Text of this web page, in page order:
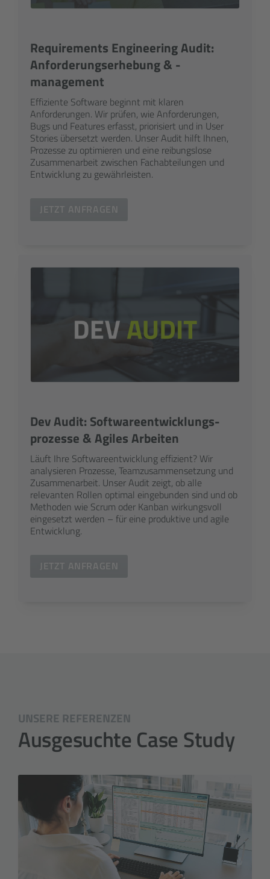
Requirements Engineering Audit:
Anforderungs­erhebung & -
management
Effiziente Software beginnt mit klaren
Anforderungen. Wir prüfen, wie Anforderungen,
Bugs und Features erfasst, priorisiert und in User
Stories übersetzt werden. Unser Audit hilft Ihnen,
Prozesse zu optimieren und eine reibungs­lose
Zusammen­arbeit zwischen Fach­abteilungen und
Entwicklung zu gewährleisten.
JETZT ANFRAGEN
Dev Audit: Software­entwicklungs­
prozesse & Agiles Arbeiten
Läuft Ihre Software­entwicklung effizient? Wir
analy­sieren Prozesse, Team­zusammen­setzung und
Zusammen­arbeit. Unser Audit zeigt, ob alle
relevanten Rollen optimal einge­bunden sind und ob
Methoden wie Scrum oder Kanban wirkungs­voll
eingesetzt werden – für eine produktive und agile
Entwicklung.
JETZT ANFRAGEN
UNSERE REFERENZEN
Ausgesuchte Case Study